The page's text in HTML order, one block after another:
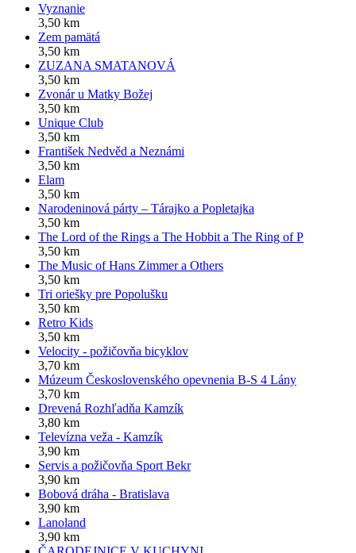
Vyznanie
3,50 km
Zem pamätá
3,50 km
ZUZANA SMATANOVÁ
3,50 km
Zvonár u Matky Božej
3,50 km
Unique Club
3,50 km
František Nedvěd a Neznámi
3,50 km
Elam
3,50 km
Narodeninová párty – Tárajko a Popletajka
3,50 km
The Lord of the Rings a The Hobbit a The Ring of P
3,50 km
The Music of Hans Zimmer a Others
3,50 km
Tri oriešky pre Popolušku
3,50 km
Retro Kids
3,50 km
Velocity - požičovňa bicyklov
3,70 km
Múzeum Československého opevnenia B-S 4 Lány
3,70 km
Drevená Rozhľadňa Kamzík
3,80 km
Televízna veža - Kamzík
3,90 km
Servis a požičovňa Sport Bekr
3,90 km
Bobová dráha - Bratislava
3,90 km
Lanoland
3,90 km